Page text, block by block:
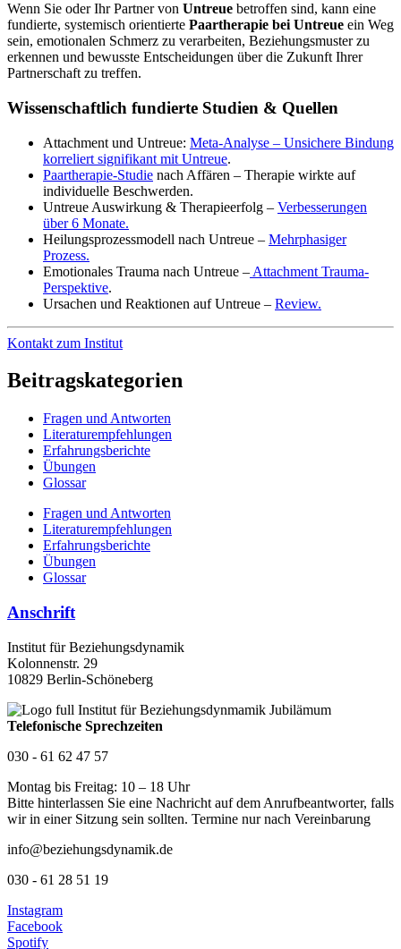
Wenn Sie oder Ihr Partner von Untreue betroffen sind, kann eine
fundierte, systemisch orientierte Paartherapie bei Untreue ein Weg
sein, emotionalen Schmerz zu verarbeiten, Beziehungsmuster zu
erkennen und bewusste Entscheidungen über die Zukunft Ihrer
Partnerschaft zu treffen.
Wissenschaftlich fundierte Studien & Quellen
Attachment und Untreue: Meta-Analyse – Unsichere Bindung
korreliert signifikant mit Untreue.
Paartherapie-Studie nach Affären – Therapie wirkte auf
individuelle Beschwerden.
Untreue Auswirkung & Therapieerfolg – Verbesserungen
über 6 Monate.
Heilungsprozessmodell nach Untreue – Mehrphasiger
Prozess.
Emotionales Trauma nach Untreue – Attachment Trauma-
Perspektive.
Ursachen und Reaktionen auf Untreue – Review.
Kontakt zum Institut
Beitragskategorien
Fragen und Antworten
Literaturempfehlungen
Erfahrungsberichte
Übungen
Glossar
Fragen und Antworten
Literaturempfehlungen
Erfahrungsberichte
Übungen
Glossar
Anschrift
Institut für Beziehungsdynamik
Kolonnenstr. 29
10829 Berlin-Schöneberg
Telefonische Sprechzeiten
030 - 61 62 47 57
Montag bis Freitag: 10 – 18 Uhr
Bitte hinterlassen Sie eine Nachricht auf dem Anrufbeantworter, falls
wir in einer Sitzung sein sollten. Termine nur nach Vereinbarung
info@beziehungsdynamik.de
030 - 61 28 51 19
Instagram
Facebook
Spotify